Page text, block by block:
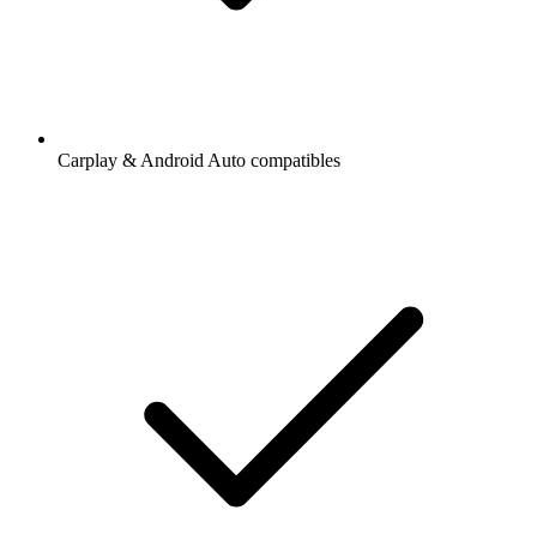
Carplay & Android Auto compatibles